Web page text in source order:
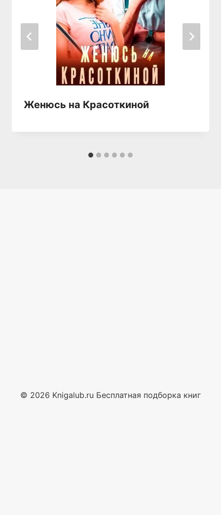
Женюсь на Красоткиной
© 2026 Knigalub.ru Бесплатная подборка книг